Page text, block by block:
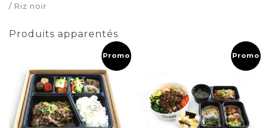
/ Riz noir
Produits apparentés
Promo ! Promo !